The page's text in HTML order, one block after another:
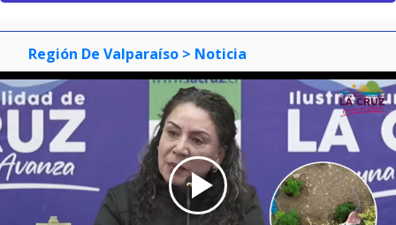
Región De Valparaíso > Noticia